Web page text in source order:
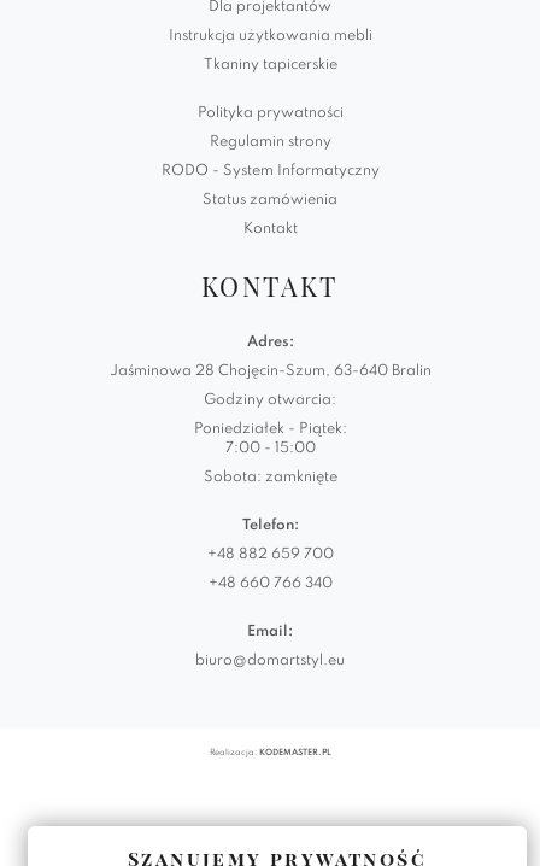
Dla projektantów
Instrukcja użytkowania mebli
Tkaniny tapicerskie
Polityka prywatności
Regulamin strony
RODO - System Informatyczny
Status zamówienia
Kontakt
KONTAKT
Adres:
Jaśminowa 28 Chojęcin-Szum, 63-640 Bralin
Godziny otwarcia:
Poniedziałek - Piątek:
7:00 - 15:00
Sobota: zamknięte
Telefon:
+48 882 659 700
+48 660 766 340
Email:
biuro@domartstyl.eu
Realizacja: KODEMASTER.PL
Szanujemy prywatność